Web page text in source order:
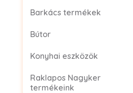
Barkács termékek
Bútor
Konyhai eszközök
Raklapos Nagyker
termékeink